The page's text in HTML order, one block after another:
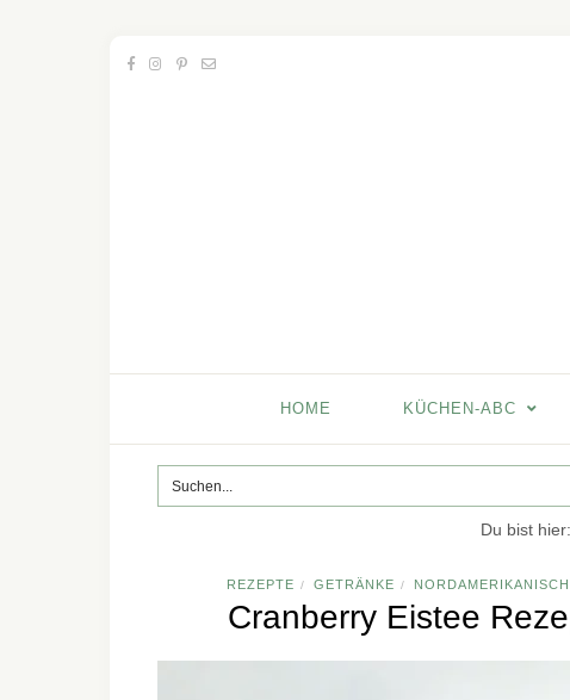
HOME KÜCHEN-ABC
Du bist hier:
REZEPTE / GETRÄNKE /
Cranberry Eistee